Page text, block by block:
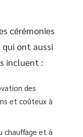
cérémonies
ont aussi
incluent :
des
et coûteux à
chauffage et à